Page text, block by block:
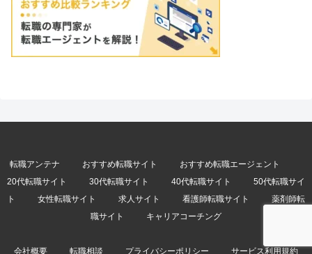
転職アンテナ おすすめ転職サイト
おすすめ転職エージェント
20代転職サイト
30代転職サイト 40代転職サイト
50代転職サイ
ト
女性転職サイト 求人サイト 看護師転職サイト
薬剤師転
職サイト
キャリアコーチング
会社概要 転職相談 プライバシーポリシー サービス利用規約